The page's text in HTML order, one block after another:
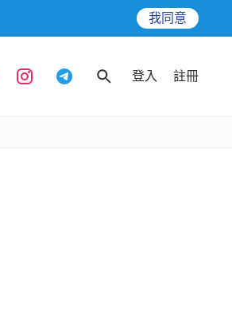
我同意
登入 註冊